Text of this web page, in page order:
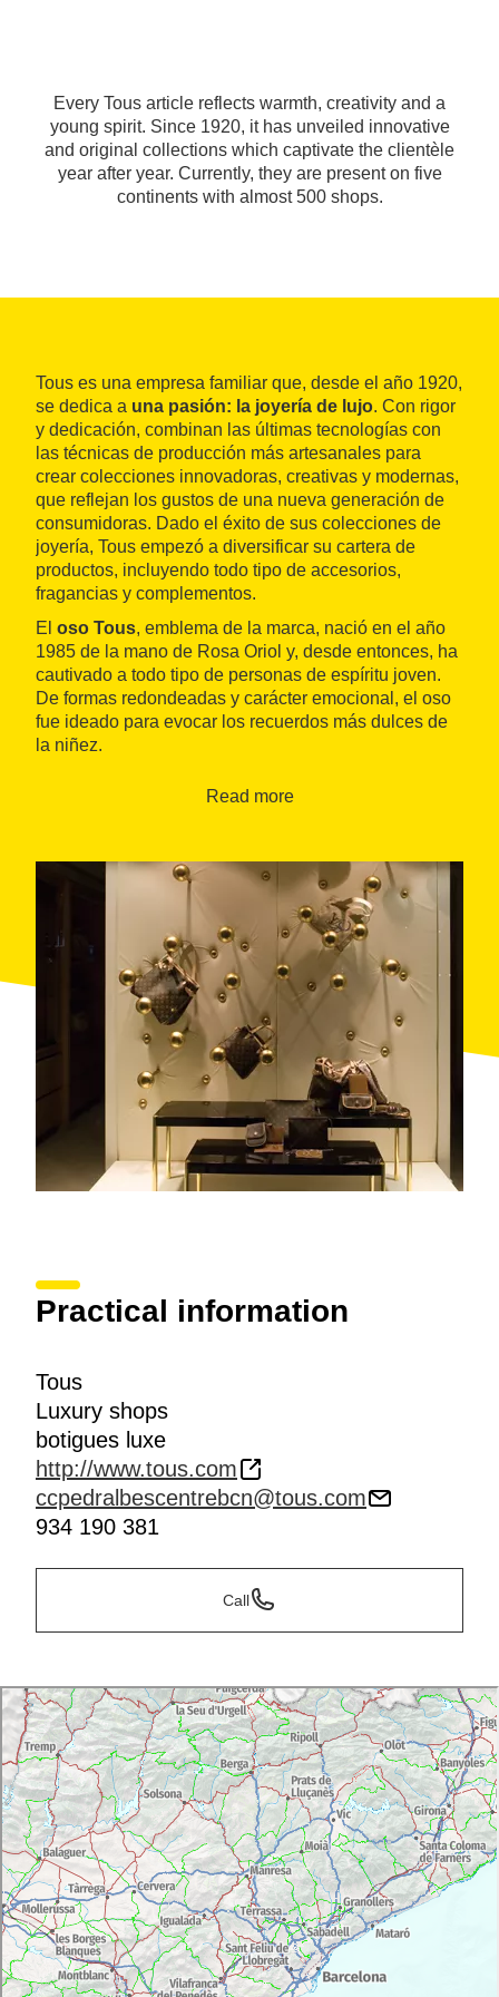
Every Tous article reflects warmth, creativity and a
young spirit. Since 1920, it has unveiled innovative
and original collections which captivate the clientèle
year after year. Currently, they are present on five
continents with almost 500 shops.
Tous es una empresa familiar que, desde el año 1920,
se dedica a una pasión: la joyería de lujo. Con rigor
y dedicación, combinan las últimas tecnologías con
las técnicas de producción más artesanales para
crear colecciones innovadoras, creativas y modernas,
que reflejan los gustos de una nueva generación de
consumidoras. Dado el éxito de sus colecciones de
joyería, Tous empezó a diversificar su cartera de
productos, incluyendo todo tipo de accesorios,
fragancias y complementos.
El oso Tous, emblema de la marca, nació en el año
1985 de la mano de Rosa Oriol y, desde entonces, ha
cautivado a todo tipo de personas de espíritu joven.
De formas redondeadas y carácter emocional, el oso
fue ideado para evocar los recuerdos más dulces de
la niñez.
Read more
Practical information
Tous
Luxury shops
botigues luxe
http://www.tous.com
ccpedralbescentrebcn@tous.com
934 190 381
Call